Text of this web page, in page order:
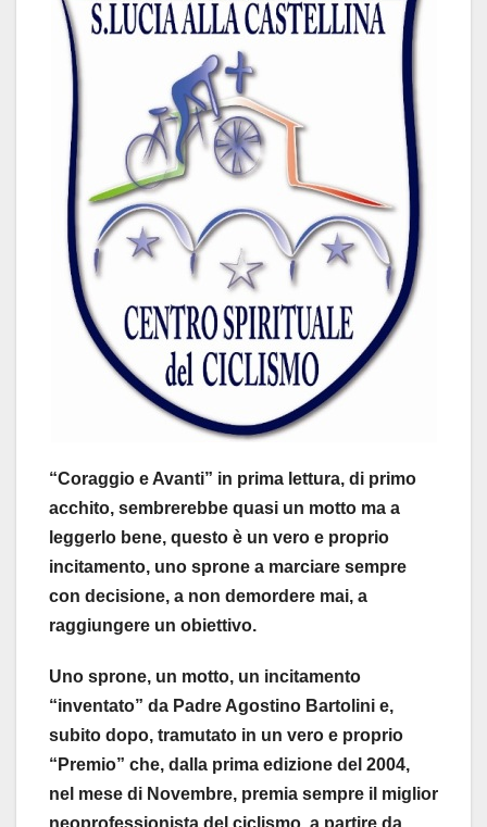
“Coraggio e Avanti” in prima lettura, di primo
acchito, sembrerebbe quasi un motto ma a
leggerlo bene, questo è un vero e proprio
incitamento, uno sprone a marciare sempre
con decisione, a non demordere mai, a
raggiungere un obiettivo.
Uno sprone, un motto, un incitamento
“inventato” da Padre Agostino Bartolini e,
subito dopo, tramutato in un vero e proprio
“Premio” che, dalla prima edizione del 2004,
nel mese di Novembre, premia sempre il miglior